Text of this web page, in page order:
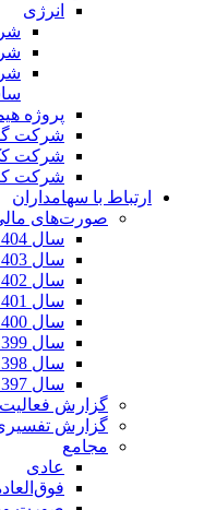
انرژی
پروژه
شرکت
شرکت
شرکت
ارتباط با سهامداران
صورت‌های
سال 1404
سال 1403
سال 1402
سال 1401
سال 1400
سال 1399
سال 1398
سال 1397
گزارش
گزارش
مجامع
عادی